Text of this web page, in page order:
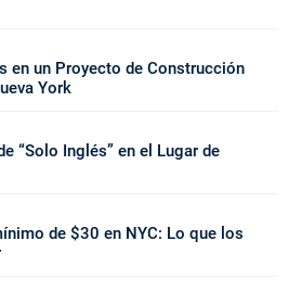
en un Proyecto de Construcción
York
“Solo Inglés” en el Lugar de
de $30 en NYC: Lo que los